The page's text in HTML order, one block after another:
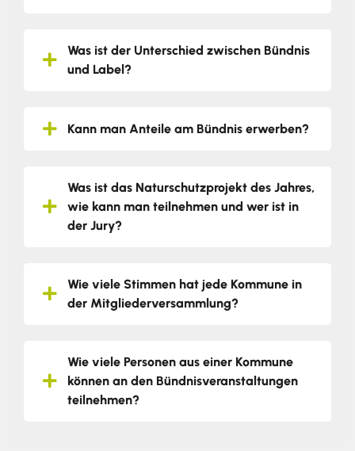
Was ist der Unterschied zwischen Bündnis
und Label?
Kann man Anteile am Bündnis erwerben?
Was ist das Naturschutzprojekt des Jahres,
wie kann man teilnehmen und wer ist in
der Jury?
Wie viele Stimmen hat jede Kommune in
der Mitgliederversammlung?
Wie viele Personen aus einer Kommune
können an den Bündnisveranstaltungen
teilnehmen?